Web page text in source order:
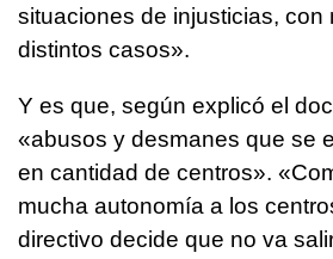
situaciones de injusticias, con
distintos casos».
Y es que, según explicó el
«abusos y desmanes que se
en cantidad de centros».
mucha autonomía a los
directivo decide que no va